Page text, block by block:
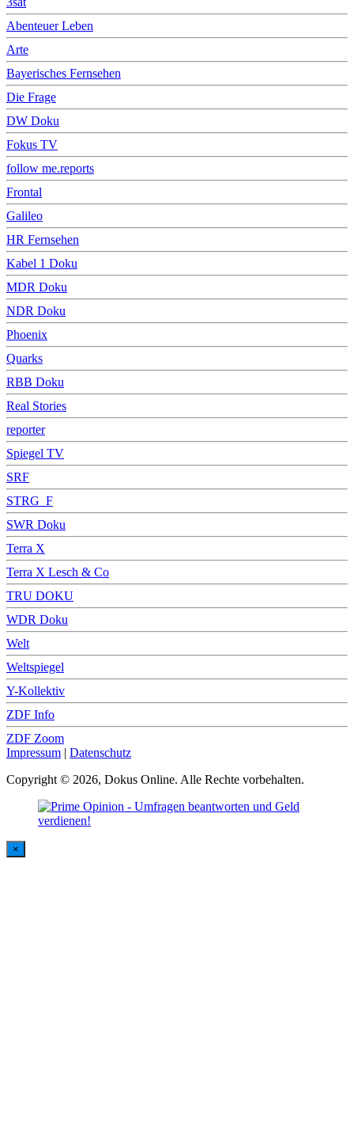
Abenteuer Leben
Arte
Bayerisches Fernsehen
Die Frage
DW Doku
Fokus TV
follow me.reports
Frontal
Galileo
HR Fernsehen
Kabel 1 Doku
MDR Doku
NDR Doku
Phoenix
Quarks
RBB Doku
Real Stories
reporter
Spiegel TV
SRF
STRG_F
SWR Doku
Terra X
Terra X Lesch & Co
TRU DOKU
WDR Doku
Welt
Weltspiegel
Y-Kollektiv
ZDF Info
ZDF Zoom
Impressum | Datenschutz
Copyright © 2026, Dokus Online. Alle Rechte vorbehalten.
×